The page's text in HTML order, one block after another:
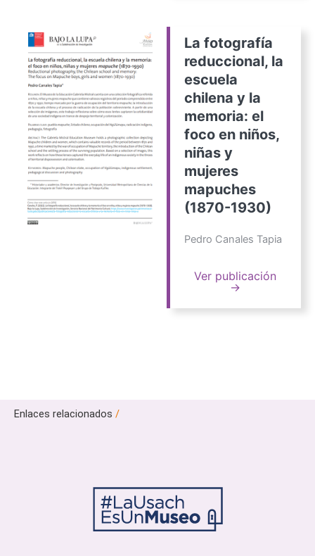
La fotografía
reduccional, la
escuela
chilena y la
memoria: el
foco en niños,
niñas y
mujeres
mapuches
(1870-1930)
Pedro Canales Tapia
Ver publicación
→
Enlaces relacionados /